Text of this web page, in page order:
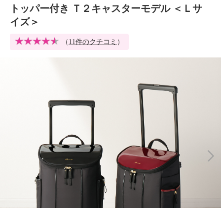
トッパー付き Ｔ２キャスターモデル ＜Ｌサ
イズ＞
（ 11件のクチコミ ）